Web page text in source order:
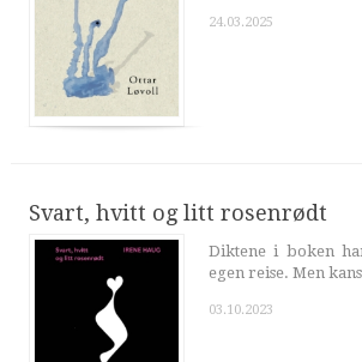
24.03.2025
Svart, hvitt og litt rosenrødt
Diktene i boken
egen reise. Men
03.10.2023